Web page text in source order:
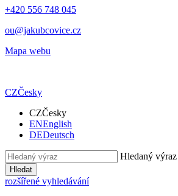
+420 556 748 045
ou@jakubcovice.cz
Mapa webu
CZČesky
CZČesky
ENEnglish
DEDeutsch
Hledaný výraz
Hledat
rozšířené vyhledávání